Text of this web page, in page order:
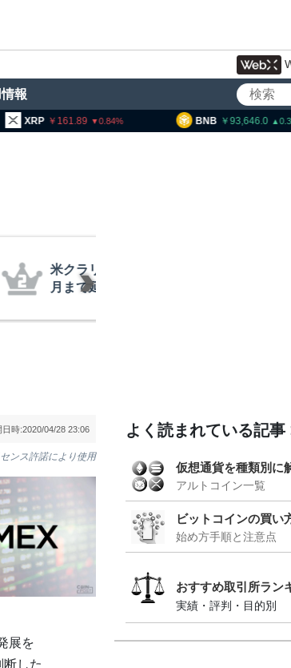
報
BNB 93,646.0 TRX
暗号資産交換業者に出庫制限強化を
要請、詐欺被害防止へ 金融庁と警
日時:2020/04/28 23:06
ンス許諾により使用
展を
した
よく読まれている記事
仮想通貨を種類別に
アルトコイン一覧
ビットコインの買い
始め方手順と注意点
おすすめ取引所ラン
実績・評判・目的別